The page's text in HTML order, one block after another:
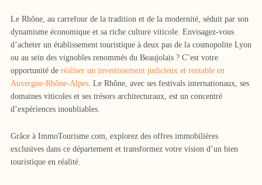
Le Rhône, au carrefour de la tradition et de la modernité, séduit par son
dynamisme économique et sa riche culture viticole. Envisagez-vous
d’acheter un établissement touristique à deux pas de la cosmopolite Lyon
ou au sein des vignobles renommés du Beaujolais ? C’est votre
opportunité de réaliser un investissement judicieux et rentable en
Auvergne-Rhône-Alpes. Le Rhône, avec ses festivals internationaux, ses
domaines viticoles et ses trésors architecturaux, est un concentré
d’expériences inoubliables.
Grâce à ImmoTourisme.com, explorez des offres immobilières
exclusives dans ce département et transformez votre vision d’un bien
touristique en réalité.